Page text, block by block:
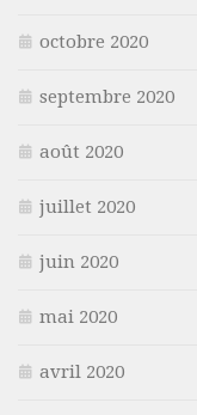
octobre 2020
septembre 2020
août 2020
juillet 2020
juin 2020
mai 2020
avril 2020